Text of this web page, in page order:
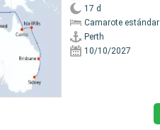
17 d
Camarote estándar
Perth
10/10/2027